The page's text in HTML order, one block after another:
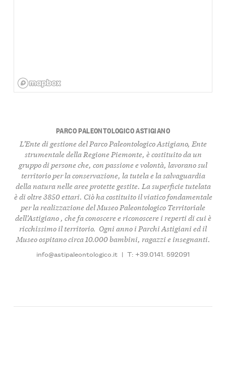
PARCO PALEONTOLOGICO ASTIGIANO
L’Ente di gestione delParco Paleontologico Astigiano, Ente
strumentale della Regione Piemonte, ècostituito da un
gruppo di personeche, con passione e volontà, lavorano sul
territorio per la conservazione, la tutela e la salvaguardia
della natura nelle aree protette gestite. La superficie tutelata
è di oltre3850 ettari. Ciò ha costituito il viatico fondamentale
per la realizzazione delMuseo Paleontologico Territoriale
dell’Astigiano, che fa conoscere e riconoscere i reperti di cui è
ricchissimo il territorio. Ogni anno i Parchi Astigiani ed il
Museoospitano circa 10.000 bambini, ragazzi e insegnanti.
info@astipaleontologico.it | T: +39.0141. 592091